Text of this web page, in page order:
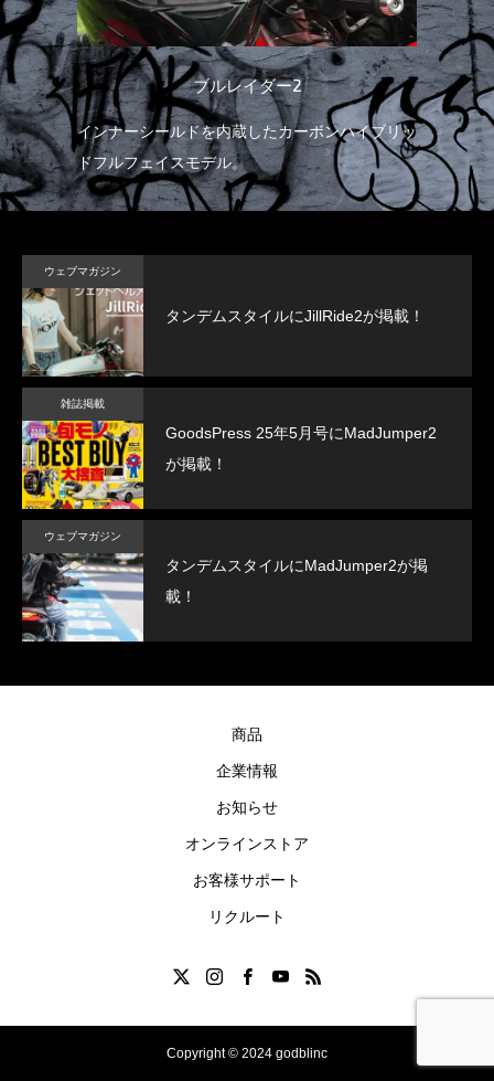
ブルレイダー2
インナーシールドを内蔵したカーボンハイブリッ
ドフルフェイスモデル。
ウェブマガジン
タンデムスタイルにJillRide2が掲載！
雑誌掲載
GoodsPress 25年5月号にMadJumper2
が掲載！
ウェブマガジン
タンデムスタイルにMadJumper2が掲
載！
商品
企業情報
お知らせ
オンラインストア
お客様サポート
リクルート
Copyright © 2024 godblinc